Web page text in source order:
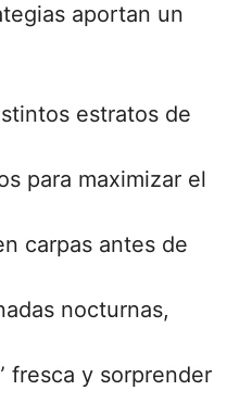
aportan un
estratos de
para maximizar el
carpas antes de
nocturnas,
fresca y sorprender